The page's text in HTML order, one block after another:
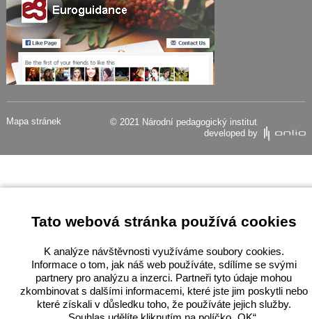
Mapa stránek
© 2021 Národní pedagogický institut
developed by
Tato webová stránka používá cookies
K analýze návštěvnosti využíváme soubory cookies.
Informace o tom, jak náš web používáte, sdílíme se svými
partnery pro analýzu a inzerci. Partneři tyto údaje mohou
zkombinovat s dalšími informacemi, které jste jim poskytli nebo
které získali v důsledku toho, že používáte jejich služby.